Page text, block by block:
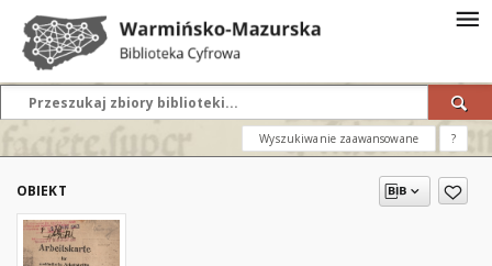
Wyszukiwanie zaawansowane ?
OBIEKT